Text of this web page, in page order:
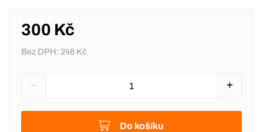
300 Kč
Bez DPH: 248 Kč
Do košíku